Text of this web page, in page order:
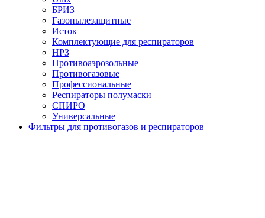
БРИЗ
Газопылезащитные
Исток
Комплектующие для респираторов
НРЗ
Противоаэрозольные
Противогазовые
Профессиональные
Респираторы полумаски
СПИРО
Универсальные
Фильтры для противогазов и респираторов